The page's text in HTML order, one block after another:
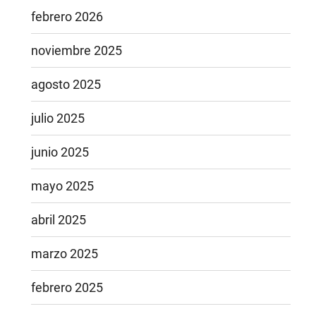
febrero 2026
noviembre 2025
agosto 2025
julio 2025
junio 2025
mayo 2025
abril 2025
marzo 2025
febrero 2025